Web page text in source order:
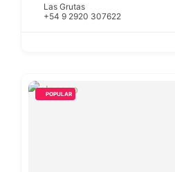
Las Grutas
+54 9 2920 307622
POPULAR